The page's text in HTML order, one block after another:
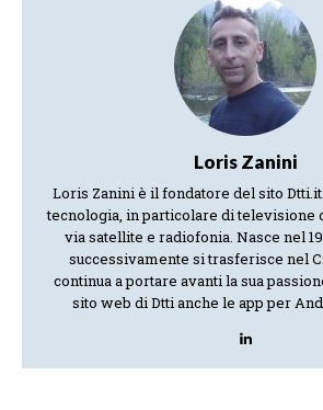
Loris Zanini
Loris Zanini è il fondatore del sito
tecnologia, in particolare di televisione
via satellite e radiofonia. Nasce nel
successivamente si trasferisce nel
continua a portare avanti la sua
sito web di Dtti anche le app per